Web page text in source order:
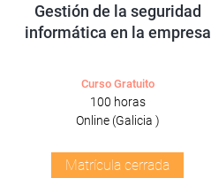
Gestión de la seguridad
informática en la empresa
Curso Gratuito
100 horas
Online (Galicia )
Matrícula cerrada